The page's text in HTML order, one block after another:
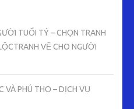
TUỔI TÝ – CHỌN TRANH
VẼ CHO NGƯỜI
VÀ PHÚ THỌ – DỊCH VỤ